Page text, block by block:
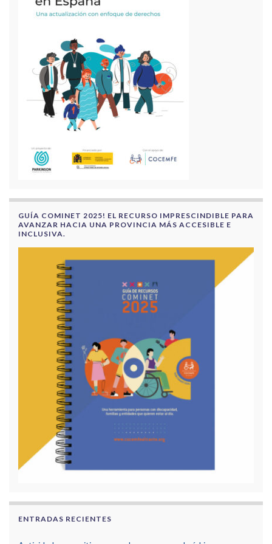
GUÍA COMINET 2025! EL RECURSO IMPRESCINDIBLE PARA
AVANZAR HACIA UNA PROVINCIA MÁS ACCESIBLE E
INCLUSIVA.
ENTRADAS RECIENTES